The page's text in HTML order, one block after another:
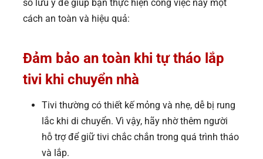
số lưu ý để giúp bạn thực hiện công việc này một
cách an toàn và hiệu quả:
Đảm bảo an toàn khi tự tháo lắp
tivi khi chuyển nhà
Tivi thường có thiết kế mỏng và nhẹ, dễ bị rung
lắc khi di chuyển. Vì vậy, hãy nhờ thêm người
hỗ trợ để giữ tivi chắc chắn trong quá trình tháo
và lắp.